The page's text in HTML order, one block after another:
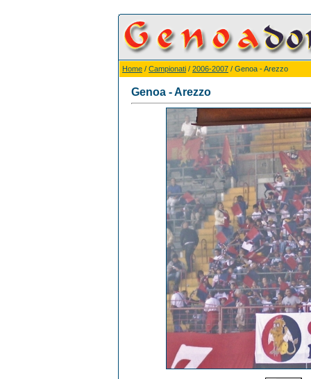
Home / Campionati / 2006-2007 / Genoa - Arezzo
Genoa - Arezzo